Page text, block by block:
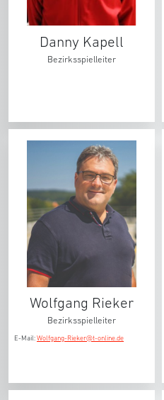
Danny Kapell
Bezirksspielleiter
Wolfgang Rieker
Bezirksspielleiter
E-Mail:Wolfgang-Rieker@t-online.de